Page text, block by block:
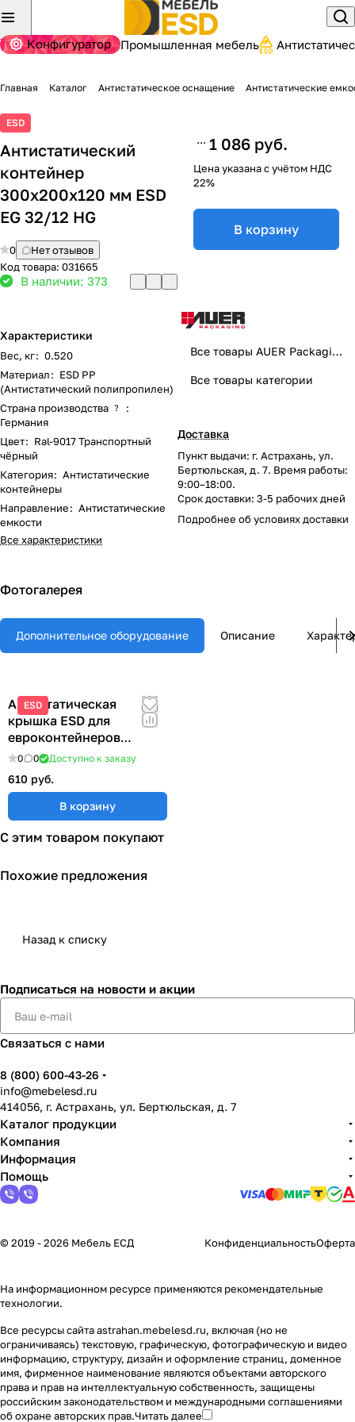
Конфигуратор Промышленная мебель
Главная Каталог Антистатическое оснащение Антистатические
ESD
Антистатический
контейнер
300x200х120 мм ESD
EG 32/12 HG
0
Нет отзывов
Код товара: 031665
В наличии: 373
Характеристики
Вес, кг: 0.520
Материал: ESD PP
(Антистатический полипропилен)
Страна производства ?
:
Германия
Цвет: Ral-9017 Транспортный
чёрный
Категория: Антистатические
контейнеры
Направление: Антистатические
емкости
Все характеристики
1 086 руб.
Цена указана с учётом НДС
22%
В корзину
Все товары AUER Packaging
Все товары категории
Доставка
Пункт выдачи: г. Астрахань, ул.
Бертюльская, д. 7. Время работы:
9:00–18:00.
Срок доставки: 3-5 рабочих дней
Подробнее обусловиях доставки
Фотогалерея
Дополнительное оборудование Описание
ESD
Антистатическая
крышка ESD для
евроконтейнеров
300x200 мм ESD DE 32
0 0 Доступно к заказу
610 руб.
В корзину
С этим товаром покупают
Похожие предложения
Назад к списку
Подписаться на новости и акции
Связаться с нами
8 (800) 600-43-26
info@mebelesd.ru
414056, г. Астрахань, ул. Бертюльская, д. 7
Каталог продукции
Компания
Информация
Помощь
© 2019 - 2026 Мебель ЕСД КонфиденциальностьОферта
На информационном ресурсе применяются рекомендательные
технологии.
Все ресурсы сайта astrahan.mebelesd.ru, включая (но не
ограничиваясь) текстовую, графическую, фотографическую и видео
информацию, структуру, дизайн и оформление страниц, доменное
имя, фирменное наименование являются объектами авторского
права и прав на интеллектуальную собственность, защищены
российским законодательством и международными соглашениями
об охране авторских прав.Читать далее